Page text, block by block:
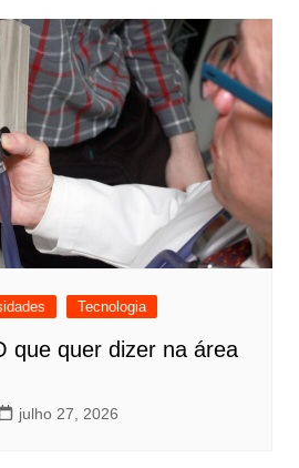
Tecnologia
que quer dizer na área
julho 27, 2026